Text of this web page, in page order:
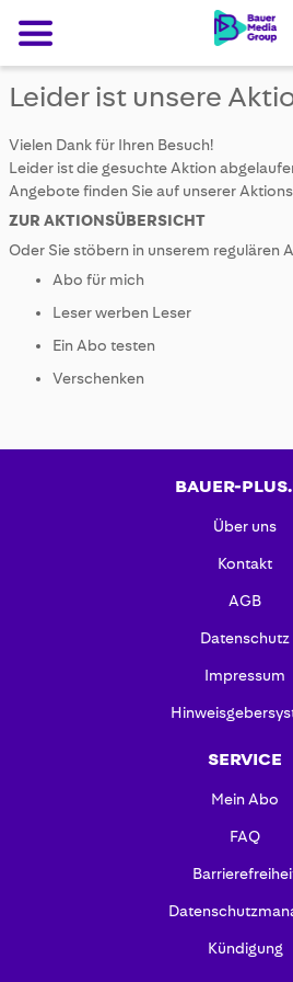
Leider ist unsere
Vielen Dank für Ihren Besuch!
Leider ist die gesuchte Aktion
Angebote finden Sie auf unserer
ZUR AKTIONSÜBERSICHT
Oder Sie stöbern in unserem regulären
Abo für mich
Leser werben Leser
Ein Abo testen
Verschenken
BAUER-
Über uns
Kontakt
AGB
Datenschutz
Impressum
SERVICE
Mein Abo
FAQ
Kündigung